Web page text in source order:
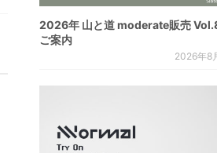
2026年 山と道 moderate販売
ご案内
2026年8